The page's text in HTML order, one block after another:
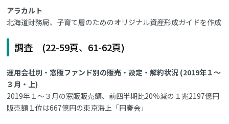
アラカルト
北海道財務局、子育て層のためのオリジナル資産形成ガイドを作成
調査 (22-59頁、61-62頁)
運用会社別・窓販ファンド別の販売・設定・解約状況 (2019年１～
３月・上)
2019年１～３月の窓販販売額、前四半期比20％減の１兆2197億円
販売額１位は667億円の東京海上「円奏会」